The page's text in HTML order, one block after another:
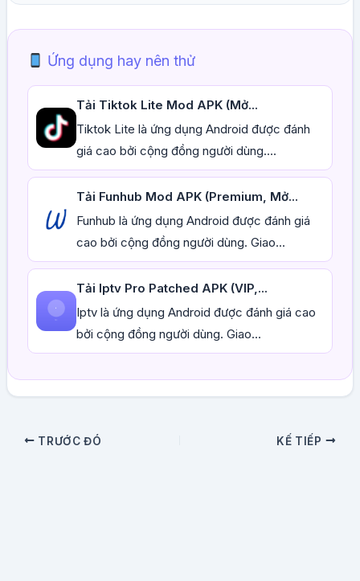
Ứng dụng hay nên thử
Tải Tiktok Lite Mod APK (Mở...
Tiktok Lite là ứng dụng Android được đánh
giá cao bởi cộng đồng người dùng....
Tải Funhub Mod APK (Premium, Mở...
Funhub là ứng dụng Android được đánh giá
cao bởi cộng đồng người dùng. Giao...
Tải Iptv Pro Patched APK (VIP,...
Iptv là ứng dụng Android được đánh giá cao
bởi cộng đồng người dùng. Giao...
TRƯỚC ĐÓ KẾ TIẾP